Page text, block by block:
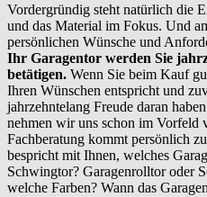
Vordergründig steht natürlich die
und das Material im Fokus. Und
persönlichen Wünsche und
Ihr Garagentor werden Sie
betätigen. Wenn Sie beim Kauf
Ihren Wünschen entspricht und
jahrzehntelang Freude daran
nehmen wir uns schon im Vorfeld
Fachberatung kommt persönlich
bespricht mit Ihnen, welches
Schwingtor? Garagenrolltor oder
welche Farben? Wann das